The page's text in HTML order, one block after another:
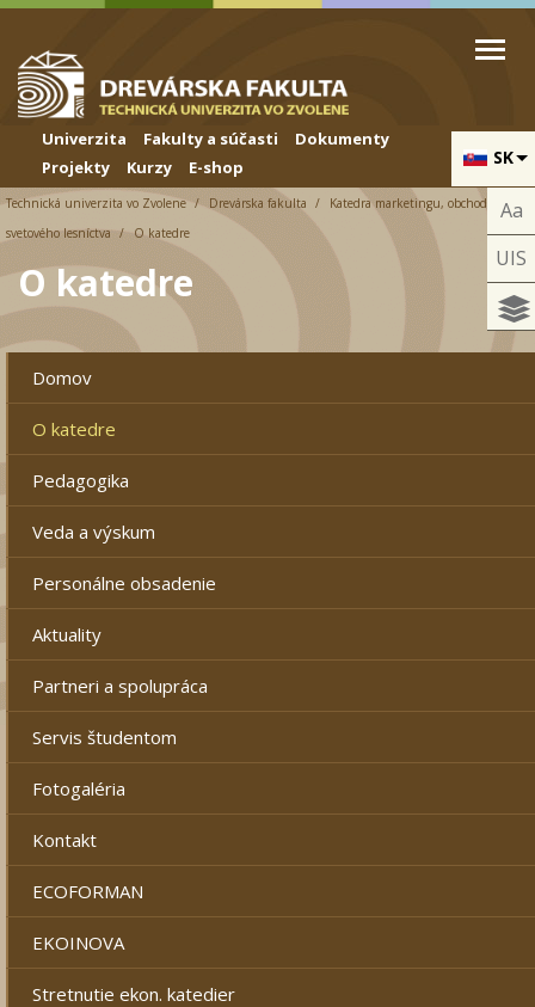
Skip to cookies
Skip to navigation
Skočiť na hlavný obsah
SK
Univerzita Fakulty a súčasti
Dokumenty
Projekty
Kurzy E-shop
Aa
UIS
Technická univerzita vo Zvolene Drevárska fakulta
Katedra marketingu, obchodu a
svetového lesníctva
O katedre
O katedre
Domov
O katedre
Pedagogika
Veda a výskum
Personálne obsadenie
Aktuality
Partneri a spolupráca
Servis študentom
Fotogaléria
Kontakt
ECOFORMAN
EKOINOVA
Stretnutie ekon. katedier